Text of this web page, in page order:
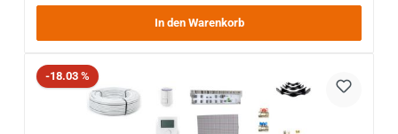
In den Warenkorb
Rabatt
-18.03 %